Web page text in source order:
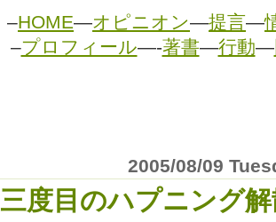
–HOME—オピニオン—提言—
–プロフィール—-著書—行動—
2005/08/09
三度目のハプニング